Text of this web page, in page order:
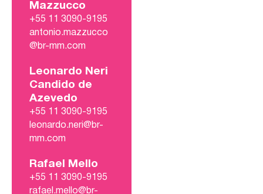
Mazzucco
+55 11 3090-9195
antonio.mazzucco
@br-mm.com
Leonardo Neri
Candido de
Azevedo
+55 11 3090-9195
leonardo.neri@br-
mm.com
Rafael Mello
+55 11 3090-9195
rafael.mello@br-